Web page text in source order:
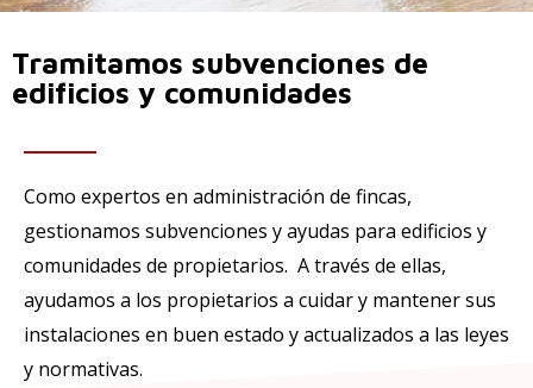
Tramitamos subvenciones de
edificios y comunidades
Como expertos en administración de fincas,
gestionamos subvenciones y ayudas para edificios y
comunidades de propietarios. A través de ellas,
ayudamos a los propietarios a cuidar y mantener sus
instalaciones en buen estado y actualizados a las leyes
y normativas.